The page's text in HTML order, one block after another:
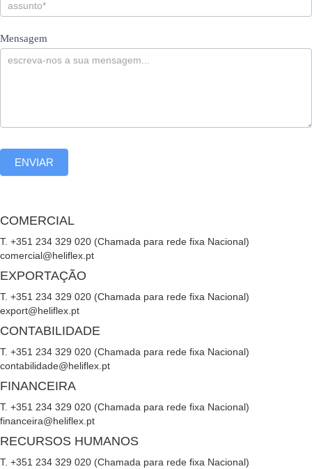
Mensagem
ENVIAR
COMERCIAL
T. +351 234 329 020 (Chamada para rede fixa Nacional)
comercial@heliflex.pt
EXPORTAÇÃO
T. +351 234 329 020 (Chamada para rede fixa Nacional)
export@heliflex.pt
CONTABILIDADE
T. +351 234 329 020 (Chamada para rede fixa Nacional)
contabilidade@heliflex.pt
FINANCEIRA
T. +351 234 329 020 (Chamada para rede fixa Nacional)
financeira@heliflex.pt
RECURSOS HUMANOS
T. +351 234 329 020 (Chamada para rede fixa Nacional)